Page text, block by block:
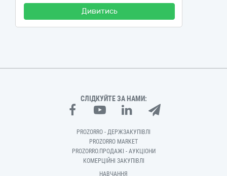
Дивитись
СЛІДКУЙТЕ ЗА НАМИ:
PROZORRO - ДЕРЖЗАКУПІВЛІ
PROZORRO MARKET
PROZORRO.ПРОДАЖІ - АУКЦІОНИ
КОМЕРЦІЙНІ ЗАКУПІВЛІ
НАВЧАННЯ